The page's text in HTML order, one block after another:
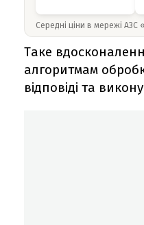
Середні ціни в мережі АЗС
Таке
алгоритмам
відповіді та